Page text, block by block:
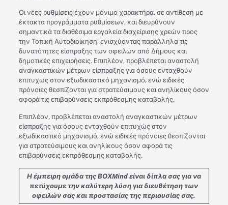
Οι νέες ρυθμίσεις έχουν μόνιμο χαρακτήρα, σε αντίθεση με
έκτακτα προγράμματα ρυθμίσεων, και διευρύνουν
σημαντικά τα διαθέσιμα εργαλεία διαχείρισης χρεών προς
την Τοπική Αυτοδιοίκηση, ενισχύοντας παράλληλα τις
δυνατότητες είσπραξης των οφειλών από Δήμους και
δημοτικές επιχειρήσεις. Επιπλέον, προβλέπεται αναστολή
αναγκαστικών μέτρων είσπραξης για όσους ενταχθούν
επιτυχώς στον εξωδικαστικό μηχανισμό, ενώ ειδικές
πρόνοιες θεσπίζονται για στρατεύσιμους και ανηλίκους όσον
αφορά τις επιβαρύνσεις εκπρόθεσμης καταβολής.
Επιπλέον, προβλέπεται αναστολή αναγκαστικών μέτρων
είσπραξης για όσους ενταχθούν επιτυχώς στον
εξωδικαστικό μηχανισμό, ενώ ειδικές πρόνοιες θεσπίζονται
για στρατεύσιμους και ανηλίκους όσον αφορά τις
επιβαρύνσεις εκπρόθεσμης καταβολής.
Η έμπειρη ομάδα της ΒΟΧMind είναι δίπλα σας για να
πετύχουμε την καλύτερη λύση για διευθέτηση των
οφειλών σας και προστασίας της περιουσίας σας.